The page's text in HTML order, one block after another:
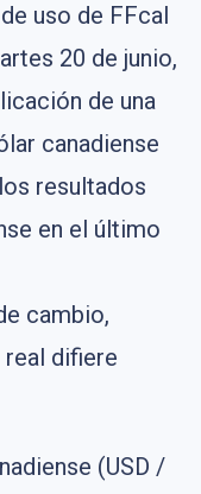
uso de FFcal
20 de junio,
de una
canadiense
resultados
en el último
cambio,
difiere
(USD /